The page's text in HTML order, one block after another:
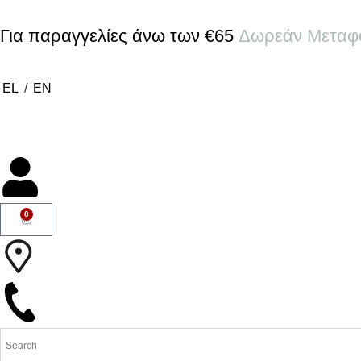
Για παραγγελίες άνω των €65 Δωρεάν
EL / EN
0